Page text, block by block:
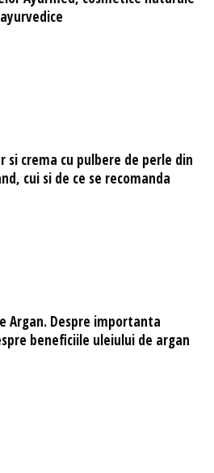
si crema cu pulbere de perle din
cui si de ce se recomanda
Argan. Despre importanta
beneficiile uleiului de argan